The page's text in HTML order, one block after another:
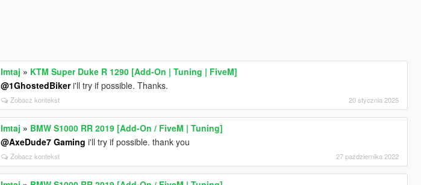
Imtaj » KTM Super Duke R 1290 [Add-On | Tuning | FiveM]
@1GhostedBikeri'll try if possible. Thanks.
Zobacz kontekst 20 stycznia 2025
Imtaj » BMW S1000 RR 2019 [Add-On / FiveM | Tuning]
@AxeDude7 Gaming i'll try if possible. thank you
Zobacz kontekst 27 października 2022